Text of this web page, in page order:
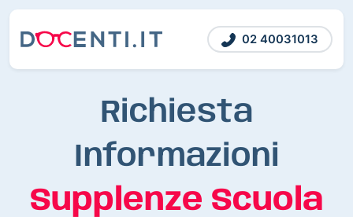
02 40031013
Richiesta
Informazioni
Supplenze Scuola